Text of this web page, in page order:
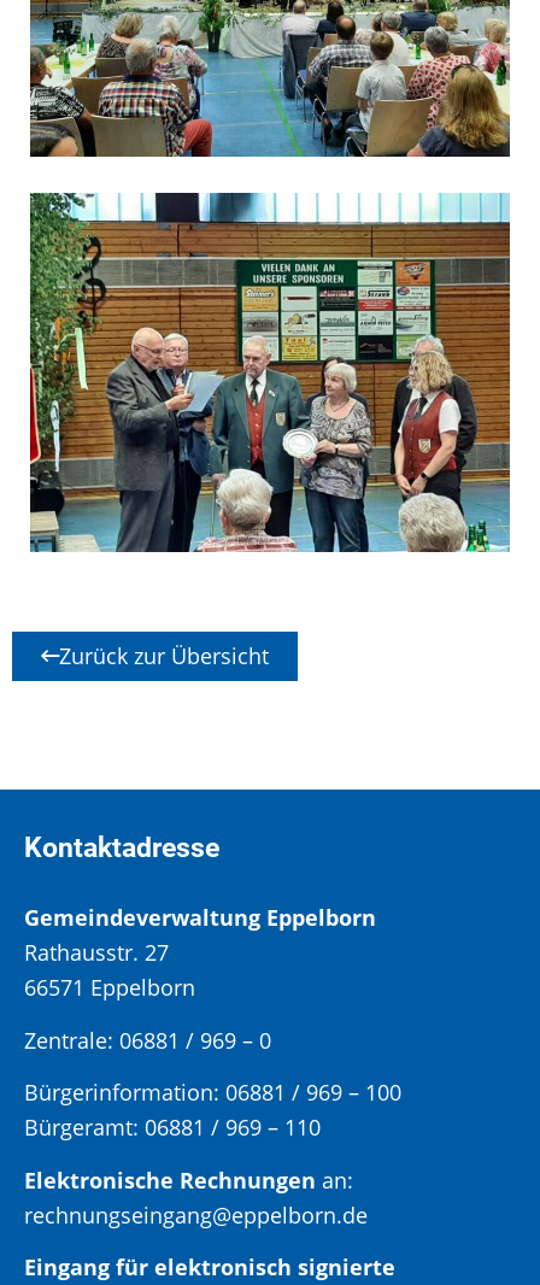
Zurück zur Übersicht
Kontaktadresse
Gemeindeverwaltung Eppelborn
Rathausstr. 27
66571 Eppelborn
Zentrale: 06881 / 969 – 0
Bürgerinformation: 06881 / 969 – 100
Bürgeramt: 06881 / 969 – 110
Elektronische Rechnungen an:
rechnungseingang@eppelborn.de
Eingang für elektronisch signierte